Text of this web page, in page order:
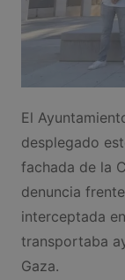
El
desplegado
fachada de la
denuncia
interceptada
transportaba
Gaza.